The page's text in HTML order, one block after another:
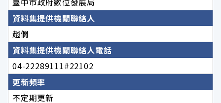
資料集提供機關聯絡人
趙僩
資料集提供機關聯絡人電話
04-22289111#22102
更新頻率
不定期更新